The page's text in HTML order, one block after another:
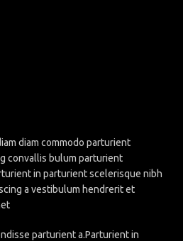
diam commodo parturient
convallis bulum parturient
in parturient scelerisque nibh
a vestibulum hendrerit et
parturient a.Parturient in